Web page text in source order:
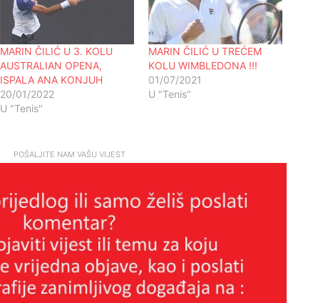
MARIN ČILIĆ U 3. KOLU
AUSTRALIAN OPENA,
ISPALA ANA KONJUH
20/01/2022
U "Tenis"
MARIN ČILIĆ U TREĆEM
KOLU WIMBLEDONA !!!
01/07/2021
U "Tenis"
POŠALJITE NAM VAŠU VIJEST
Nevjerojatan uspjeh Đokovića. S
obzirom da nije cijepljen zbunio
liječnike!!!
Rohan Bopanna je izveo jedan od
najboljih fair-play poteza ikad